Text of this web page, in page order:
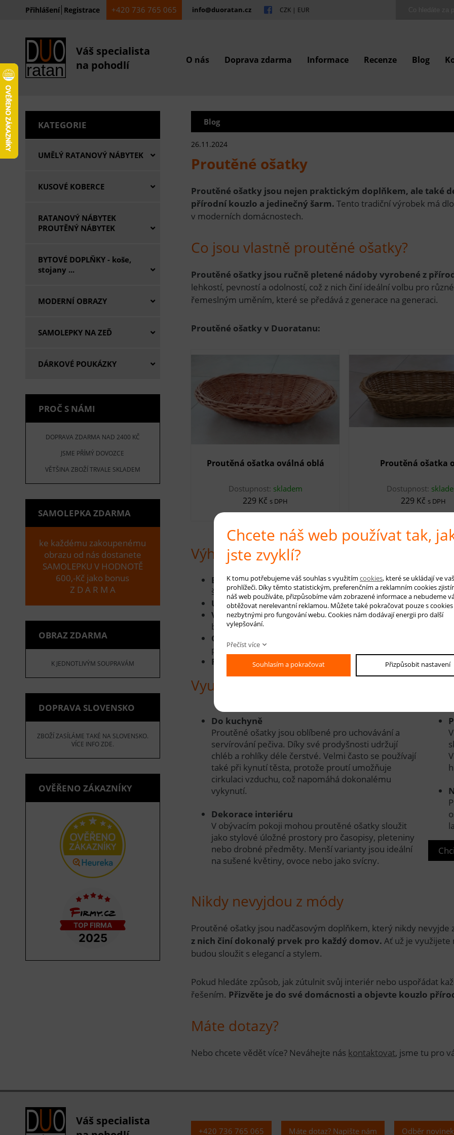
Přihlášení Registrace +420 736 765 065 info@duoratan.cz CZK | EUR
Váš specialista
na pohodlí
O nás Doprava zdarma Informace Recenze Blog
KATEGORIE
UMĚLÝ RATANOVÝ NÁBYTEK
KUSOVÉ KOBERCE
RATANOVÝ NÁBYTEK
PROUTĚNÝ NÁBYTEK
BYTOVÉ DOPLŇKY - koše,
stojany ...
MODERNÍ OBRAZY
SAMOLEPKY NA ZEĎ
DÁRKOVÉ POUKÁZKY
PROČ S NÁMI
DOPRAVA ZDARMA NAD 2400 KČ
JSME PŘÍMÝ DOVOZCE
VĚTŠINA ZBOŽÍ TRVALE SKLADEM
SAMOLEPKA ZDARMA
ke každému zakoupenému
obrazu od nás dostanete
SAMOLEPKU V HODNOTĚ
600,-Kč jako bonus
Z D A R M A
OBRAZ ZDARMA
K JEDNOTLIVÝM SOUPRAVÁM
DOPRAVA SLOVENSKO
ZBOŽÍ ZASÍLÁME TAKÉ NA SLOVENSKO.
VÍCE INFO ZDE.
OVĚŘENO ZÁKAZNÍKY
Blog
26.11.2024
Proutěné ošatky
Proutěné ošatky jsou nejen praktickým doplňkem, ale také
přírodní kouzlo a jedinečný šarm. Tento tradiční výrobek má
v moderních domácnostech.
Co jsou vlastně proutěné ošatky?
Proutěné ošatky jsou ručně pletené nádoby vyrobené z
lehkostí, pevností a odolností, což z nich činí ideální volbu pro
řemeslným uměním, které se předává z generace na generaci.
Proutěné ošatky v Duoratanu:
Proutěná ošatka oválná oblá
Dostupnost: skladem
229 Kč s DPH
Proutěná ošatka
Dostupnost:
229 Kč s DPH
Výhody proutěných ošatek
Ekologičnost- proutěné ošatky jsou vyrobené z přírodního
šetrný k životnímu prostředí.
Univerzálnost- díky své variabilitě najdou využití v kuchyni,
Vzhled- přírodní vzhled proutí dodává prostoru útulnost a
boho styl.
Odolnost a lehkost
- proutí je pevné, ale lehké, což
produktu.
Ruční práce- každá ošatka je originál, který byl vytvořen s
Využití proutěných ošatek
Do kuchyně
Proutěné ošatky jsou oblíbené pro uchovávání a
servírování pečiva. Díky své prodyšnosti udržují
chléb a rohlíky déle čerstvé. Velmi často se používají
také při kynutí těsta, protože proutí umožňuje
cirkulaci vzduchu, což napomáhá dokonalému
vykynutí.
Dekorace interiéru
V obývacím pokoji mohou proutěné ošatky sloužit
jako stylové úložné prostory pro časopisy, pleteniny
nebo drobné předměty. Menší varianty jsou ideální
na sušené květiny, ovoce nebo jako svícny.
Nikdy nevyjdou z módy
Proutěné ošatky jsou nadčasovým doplňkem, který nikdy nevyjde
z nich činí dokonalý prvek pro každý domov. Ať už je využijete
budou sloužit s elegancí a stylem.
Pokud hledáte způsob, jak zútulnit svůj interiér nebo uspořádat
řešením. Přizvěte je do své domácnosti a objevte kouzlo
Máte dotazy?
Nebo chcete vědět více? Neváhejte nás kontaktovat, jsme tu pro
Váš specialista
+420 736 765 065 Máte dotaz? Napište nám Odběr novinek
Chcete náš web používat tak,
jste zvyklí?
K tomu potřebujeme váš souhlas s využitím cookies, které se ukládají ve
prohlížeči. Díky těmto statistickým, preferenčním a reklamním cookies
náš web používáte, přizpůsobíme vám zobrazené informace a nebudeme
obtěžovat nerelevantní reklamou. Můžete také pokračovat pouze s cookies
nezbytnými pro fungování webu. Cookies nám dodávají energii pro další
vylepšování.
Přečíst více
Souhlasím a pokračovat Přizpůsobit nastavení